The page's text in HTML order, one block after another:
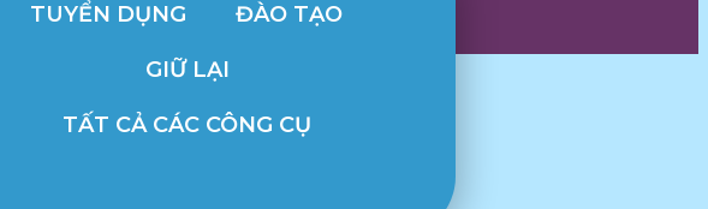
TUYỂN DỤNG ĐÀO TẠO
GIỮ LẠI
TẤT CẢ CÁC CÔNG CỤ